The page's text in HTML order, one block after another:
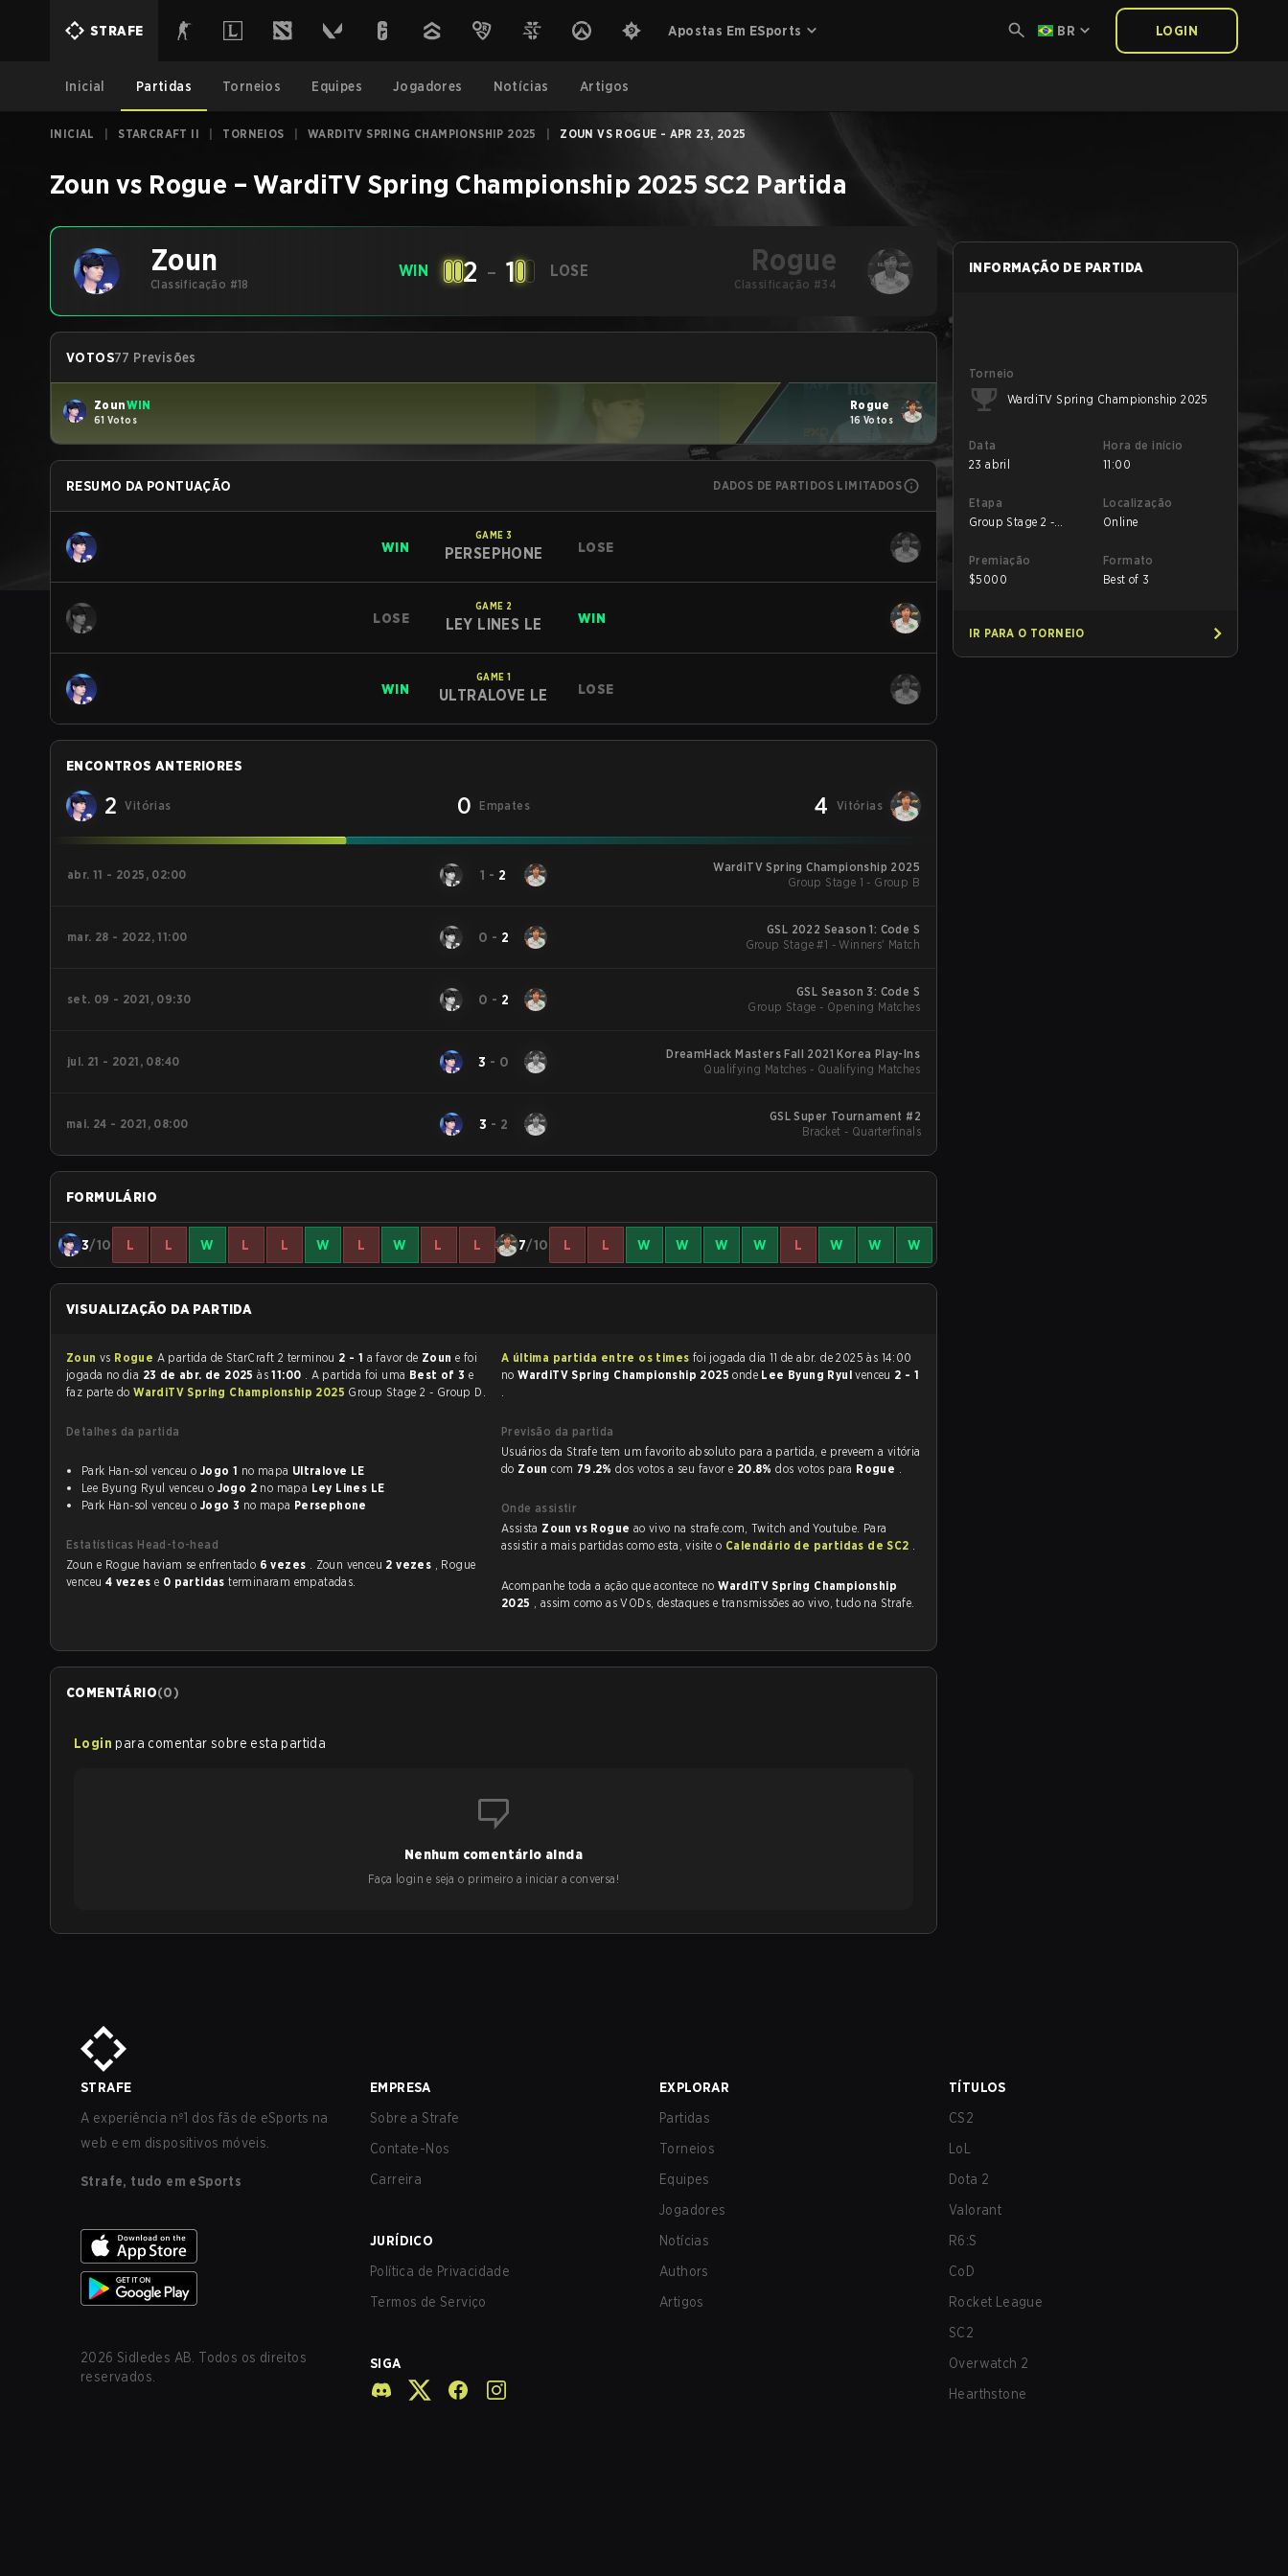
STRAFE Apostas Em ESports BR LOGIN
Inicial Partidas Torneios Equipes Jogadores Notícias Artigos
INICIAL STARCRAFT II TORNEIOS WARDITV SPRING CHAMPIONSHIP 2025 ZOUN VS ROGUE - APR 23, 2025
Zoun vs Rogue –WardiTV Spring Championship 2025 SC2 Partida
Zoun
Classificação #18
WIN 2 - 1 LOSE Rogue
Classificação #34
VOTOS77 Previsões
ZounWIN
61 Votos
Rogue
16 Votos
RESUMO DA PONTUAÇÃO DADOS DE PARTIDOS LIMITADOS
WIN
GAME 3
PERSEPHONE LOSE
LOSE
GAME 2
LEY LINES LE WIN
WIN
GAME 1
ULTRALOVE LE LOSE
ENCONTROS ANTERIORES
2 Vitórias 0 Empates 4 Vitórias
abr. 11 - 2025, 02:00 1 - 2
WardiTV Spring Championship 2025
Group Stage 1 - Group B
mar. 28 - 2022, 11:00 0 - 2
GSL 2022 Season 1: Code S
Group Stage #1 - Winners' Match
set. 09 - 2021, 09:30 0 - 2
GSL Season 3: Code S
Group Stage - Opening Matches
jul. 21 - 2021, 08:40 3 - 0
DreamHack Masters Fall 2021 Korea Play-Ins
Qualifying Matches - Qualifying Matches
mai. 24 - 2021, 08:00 3 - 2
GSL Super Tournament #2
Bracket - Quarterfinals
FORMULÁRIO
3/10 L L W L L W L W L L 7/10 L L W W W W L W W W
VISUALIZAÇÃO DA PARTIDA
Zoun vs Rogue A partida de StarCraft 2 terminou 2 - 1 a favor de Zoun e foi
jogada no dia 23 de abr. de 2025às11:00 . A partida foi uma Best of 3 e
faz parte doWardiTV Spring Championship 2025 Group Stage 2 - Group D.
Detalhes da partida
Park Han-sol venceu o Jogo 1 no mapa Ultralove LE
Lee Byung Ryul venceu o Jogo 2 no mapa Ley Lines LE
Park Han-sol venceu o Jogo 3 no mapa Persephone
Estatísticas Head-to-head
Zoun e Rogue haviam se enfrentado 6 vezes . Zoun venceu 2 vezes , Rogue
venceu 4 vezes e 0 partidasterminaram empatadas.
A última partida entre os times
noWardiTV Spring Championship 2025onde Lee Byung Ryulvenceu 2 - 1
.
Previsão da partida
Usuários da Strafe tem um favorito absoluto para a partida, e preveem a vitória
do Zouncom 79.2%dos votos a seu favor e 20.8%dos votos para Rogue .
Onde assistir
Assista Zoun vs Rogue ao vivo na strafe.com, Twitch and Youtube. Para
assistir a mais partidas como esta, visite o Calendário de partidas de SC2 .
Acompanhe toda a ação que acontece noWardiTV Spring Championship
2025
, assim como as VODs, destaques e transmissões ao vivo, tudo na Strafe.
COMENTÁRIO(0)
Login para comentar sobre esta partida
Nenhum comentário ainda
Faça login e seja o primeiro a iniciar a conversa!
INFORMAÇÃO DE PARTIDA
Torneio
WardiTV Spring Championship 2025
Data
23 abril
Hora de início
11:00
Etapa
Group Stage 2 -
Localização
Online
Premiação
$5000
Formato
Best of 3
IR PARA O TORNEIO
STRAFE
A experiência nº1 dos fãs de eSports na
web e em dispositivos móveis.
Strafe, tudo em eSports
2026 Sidledes AB. Todos os direitos
reservados.
EMPRESA
Sobre a Strafe
Contate-Nos
Carreira
JURÍDICO
Política de Privacidade
Termos de Serviço
SIGA
EXPLORAR
Partidas
Torneios
Equipes
Jogadores
Notícias
Authors
Artigos
TÍTULOS
CS2
LoL
Dota 2
Valorant
R6:S
CoD
Rocket League
SC2
Overwatch 2
Hearthstone